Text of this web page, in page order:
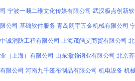
司 宁波一顺二维文化传媒有限公司 武汉极点创新
限公司 基础软件服务 青岛朗宇五金机械有限公司
中诚消防工程有限公司 上海茂皓艾商贸有限公司
业（上海）有限公司 山东灏瀚钢业有限公司 北京
有限公司 河南九千篷布制品有限公司 机电设备 机